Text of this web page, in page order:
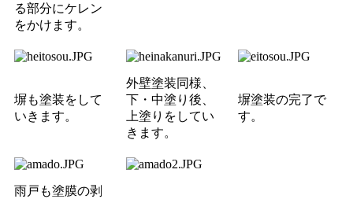
る部分にケレン
をかけます。
塀も塗装をして
いきます。
外壁塗装同様、
下・中塗り後、
上塗りをしてい
きます。
塀塗装の完了で
す。
雨戸も塗膜の剥